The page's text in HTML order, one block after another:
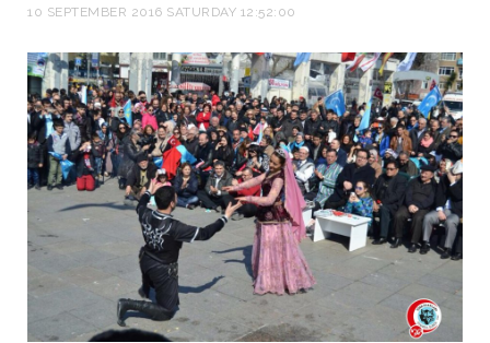
10 SEPTEMBER 2016 SATURDAY 12:52:00